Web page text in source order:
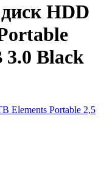
HDD
3.0 Black